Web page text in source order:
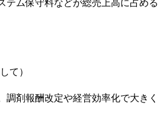
テム保守料などが総売上高に占める
て）
調剤報酬改定や経営効率化で大きく